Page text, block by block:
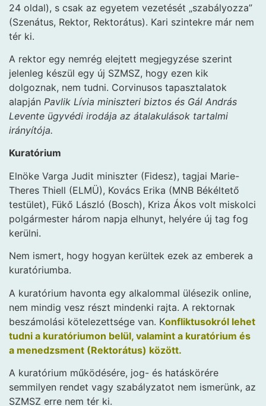
24 oldal), s csak az egyetem vezetését „szabályozza”
(Szenátus, Rektor, Rektorátus). Kari szintekre már nem
tér ki.
A rektor egy nemrég elejtett megjegyzése szerint
jelenleg készül egy új SZMSZ, hogy ezen kik
dolgoznak, nem tudni. Corvinusos tapasztalatok
alapján Pavlik Lívia miniszteri biztos és Gál András
Levente ügyvédi irodája az átalakulások tartalmi
irányítója.
Kuratórium
Elnöke Varga Judit miniszter (Fidesz), tagjai Marie-
Theres Thiell (ELMÜ), Kovács Erika (MNB Békéltető
testület), Fükő László (Bosch), Kriza Ákos volt miskolci
polgármester három napja elhunyt, helyére új tag fog
kerülni.
Nem ismert, hogy hogyan kerültek ezek az emberek a
kuratóriumba.
A kuratórium havonta egy alkalommal ülésezik online,
nem mindig vesz részt mindenki rajta. A rektornak
beszámolási kötelezettsége van. Konfliktusokról lehet
tudni a kuratóriumon belül, valamint a kuratórium és
a menedzsment (Rektorátus) között.
A kuratórium működésére, jog- és hatáskörére
semmilyen rendet vagy szabályzatot nem ismerünk, az
SZMSZ erre nem tér ki.